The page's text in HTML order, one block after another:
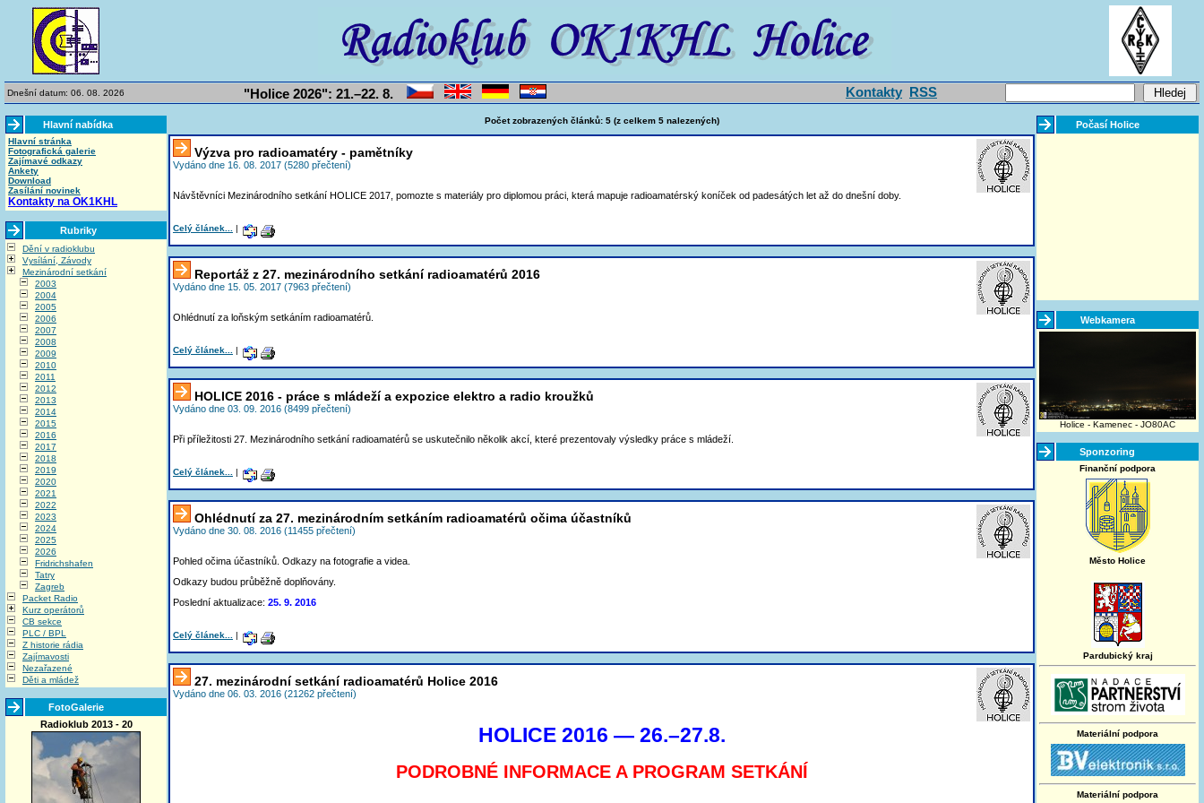
Dnešní datum: 06. 08. 2026 "Holice 2026": 21.–22. 8. Kontakty RSS
Hlavní nabídka
Hlavní stránka
Fotografická galerie
Zajímavé odkazy
Ankety
Download
Zasílání novinek
Kontakty na OK1KHL
Rubriky
Dění v radioklubu
Vysílání, Závody
Mezinárodní setkání
2003
2004
2005
2006
2007
2008
2009
2010
2011
2012
2013
2014
2015
2016
2017
2018
2019
2020
2021
2022
2023
2024
2025
2026
Fridrichshafen
Tatry
Zagreb
Packet Radio
Kurz operátorů
CB sekce
PLC / BPL
Z historie rádia
Zajímavosti
Nezařazené
Děti a mládež
FotoGalerie
Radioklub 2013 - 20
Počet zobrazených článků: 5 (z celkem 5 nalezených)
Výzva pro radioamatéry - pamětníky
Vydáno dne 16. 08. 2017 (5280 přečtení)
Návštěvníci Mezinárodního setkání HOLICE 2017, pomozte s materiály pro diplomou práci, která mapuje radioamatérský koníček od padesátých let až do dnešní doby.
Celý článek... |
Reportáž z 27. mezinárodního setkání radioamatérů 2016
Vydáno dne 15. 05. 2017 (7963 přečtení)
Ohlédnutí za loňským setkáním radioamatérů.
Celý článek... |
HOLICE 2016 - práce s mládeží a expozice elektro a radio kroužků
Vydáno dne 03. 09. 2016 (8499 přečtení)
Při příležitosti 27. Mezinárodního setkání radioamatérů se uskutečnilo několik akcí, které prezentovaly výsledky práce s mládeží.
Celý článek... |
Ohlédnutí za 27. mezinárodním setkáním radioamatérů očima účastníků
Vydáno dne 30. 08. 2016 (11455 přečtení)
Pohled očima účastníků. Odkazy na fotografie a videa.
Odkazy budou průběžně doplňovány.
Poslední aktualizace: 25. 9. 2016
Celý článek... |
27. mezinárodní setkání radioamatérů Holice 2016
Vydáno dne 06. 03. 2016 (21262 přečtení)
HOLICE 2016 — 26.–27.8.
PODROBNÉ INFORMACE A PROGRAM SETKÁNÍ
Počasí Holice
Webkamera
Holice - Kamenec - JO80AC
Sponzoring
Finanční podpora
Město Holice
Pardubický kraj
Materiální podpora
Materiální podpora